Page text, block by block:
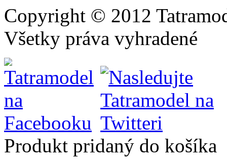
Copyright © 2012
Všetky práva vyhradené
Produkt pridaný do košíka